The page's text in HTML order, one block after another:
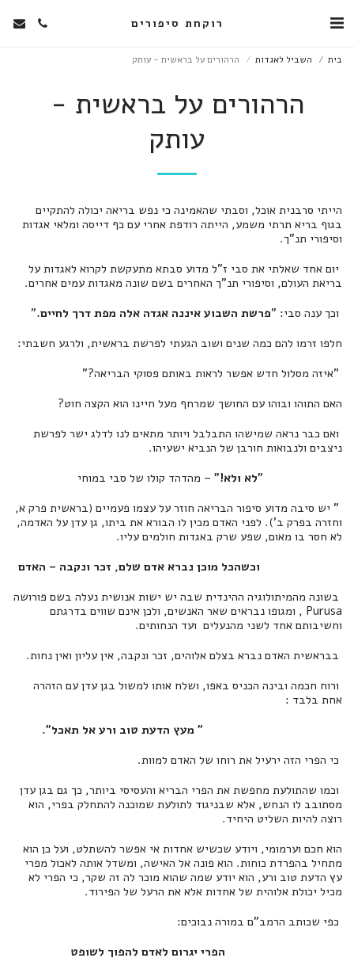
רוקחת סיפורים
בית השביל לאגדות הרהורים על בראשית - עותק
הרהורים על בראשית -
עותק
הייתי סרבנית אוכל, וסבתי שהאמינה כי נפש בריאה יכולה להתקיים
בגוף בריא תרתי משמע, הייתה רודפת אחרי עם כף דייסה ומלאי אגדות
וסיפורי תנ"ך.
יום אחד שאלתי את סבי ז"ל מדוע סבתא מתעקשת לקרוא לאגדות על
בריאת העולם, וסיפורי תנ"ך האחרים בשם שונה מאגדות עמים אחרים.
וכך ענה סבי: "פרשת השבוע איננה אגדה אלה מפת דרך לחיים."
חלפו זרמו להם כמה שנים ושוב הגעתי לפרשת בראשית, ולרגע חשבתי:
"איזה מסלול חדש אפשר לראות באותם פסוקי הבריאה?"
האם התוהו ובוהו עם החושך שמרחף מעל חיינו הוא הקצה חוט?
ואם כבר נראה שמישהו התבלבל ויותר מתאים לנו לדלג ישר לפרשת
ניצבים ולנבואות חורבן של הנביא ישעיהו.
"לא ולא!" – מהדהד קולו של סבי במוחי
" יש סיבה מדוע סיפור הבריאה חוזר על עצמו פעמיים (בראשית פרק א,
וחזרה בפרק ב'). לפני האדם מכין לו הבורא את ביתו, גן עדן על האדמה,
לא חסר בו מאום, שפע שרק באגדות חולמים עליו.
וכשהכל מוכן נברא אדם שלם, זכר ונקבה – האדם
בשונה מהמיתולוגיה ההינדית שבה יש ישות אנושית נעלה בשם פורושה
Purusa , ומגופו נבראים שאר האנשים, ולכן אינם שווים בדרגתם
וחשיבותם אחד לשני מהנעלים ועד הנחותים.
בבראשית האדם נברא בצלם אלוהים, זכר ונקבה, אין עליון ואין נחות.
ורוח חכמה ובינה הכניס באפו, ושלח אותו למשול בגן עדן עם הזהרה
אחת בלבד :
" מעץ הדעת טוב ורע אל תאכל".
כי הפרי הזה ירעיל את רוחו של האדם למוות.
וכמו שהתולעת מחפשת את הפרי הבריא והעסיסי ביותר, כך גם בגן עדן
מסתובב לו הנחש, אלא שבניגוד לתולעת שמוכנה להתחלק בפרי, הוא
רוצה להיות השליט היחיד.
הוא חכם וערמומי, ויודע שכשיש אחדות אי אפשר להשתלט, ועל כן הוא
מתחיל בהפרדת כוחות. הוא פונה אל האישה, ומשדל אותה לאכול מפרי
עץ הדעת טוב ורע, הוא יודע שמה שהוא מוכר לה זה שקר, כי הפרי לא
מכיל יכולת אלוהית של אחדות אלא את הרעל של הפירוד.
כפי שכותב הרמב"ם במורה נבוכים:
הפרי יגרום לאדם להפוך לשופט